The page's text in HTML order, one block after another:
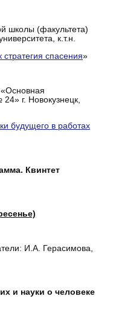
школы (факультета)
к.т.н.
стратегия спасения»
г. Новокузнецк,
будущего в работах
Квинтет
И.А. Герасимова,
и науки о человеке